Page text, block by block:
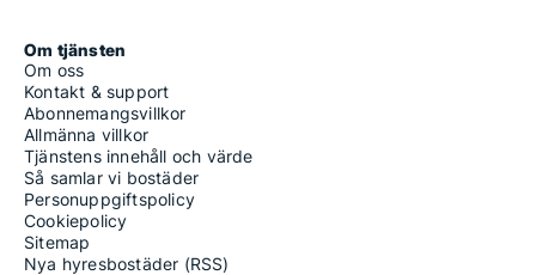
Om tjänsten
Om oss
Kontakt & support
Abonnemangsvillkor
Allmänna villkor
Tjänstens innehåll och värde
Så samlar vi bostäder
Personuppgiftspolicy
Cookiepolicy
Sitemap
Nya hyresbostäder (RSS)